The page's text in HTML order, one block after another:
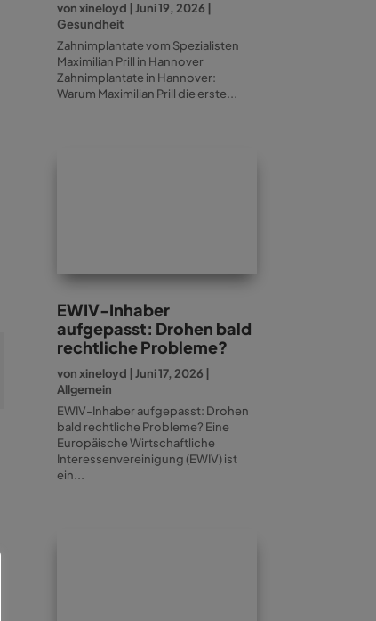
vonxineloyd |Juni 19, 2026
Gesundheit
Zahnimplantate vom Spezialisten
Maximilian Prill in Hannover
Zahnimplantate in Hannover:
Warum Maximilian Prill die erste...
EWIV-Inhaber
aufgepasst: Drohen bald
rechtliche Probleme?
vonxineloyd |Juni 17, 2026
Allgemein
EWIV-Inhaber aufgepasst: Drohen
bald rechtliche Probleme? Eine
Europäische Wirtschaftliche
Interessenvereinigung (EWIV) ist
ein...